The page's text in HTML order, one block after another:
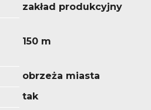
zakład produkcyjny
150 m
obrzeża miasta
tak